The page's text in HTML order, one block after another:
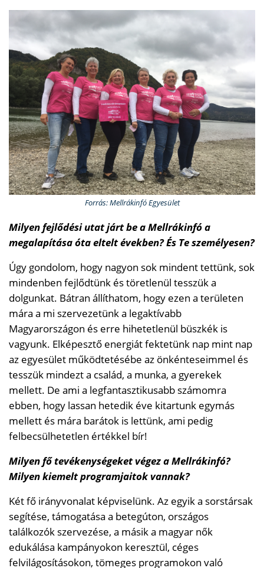
Forrás: Mellrákinfó Egyesület
Milyen fejlődési utat járt be a Mellrákinfó a
megalapítása óta eltelt években? És Te személyesen?
Úgy gondolom, hogy nagyon sok mindent tettünk, sok
mindenben fejlődtünk és töretlenül tesszük a
dolgunkat. Bátran állíthatom, hogy ezen a területen
mára a mi szervezetünk a legaktívabb
Magyarországon és erre hihetetlenül büszkék is
vagyunk. Elképesztő energiát fektetünk nap mint nap
az egyesület működtetésébe az önkénteseimmel és
tesszük mindezt a család, a munka, a gyerekek
mellett. De ami a legfantasztikusabb számomra
ebben, hogy lassan hetedik éve kitartunk egymás
mellett és mára barátok is lettünk, ami pedig
felbecsülhetetlen értékkel bír!
Milyen fő tevékenységeket végez a Mellrákinfó?
Milyen kiemelt programjaitok vannak?
Két fő irányvonalat képviselünk. Az egyik a sorstársak
segítése, támogatása a betegúton, országos
találkozók szervezése, a másik a magyar nők
edukálása kampányokon keresztül, céges
felvilágosításokon, tömeges programokon való